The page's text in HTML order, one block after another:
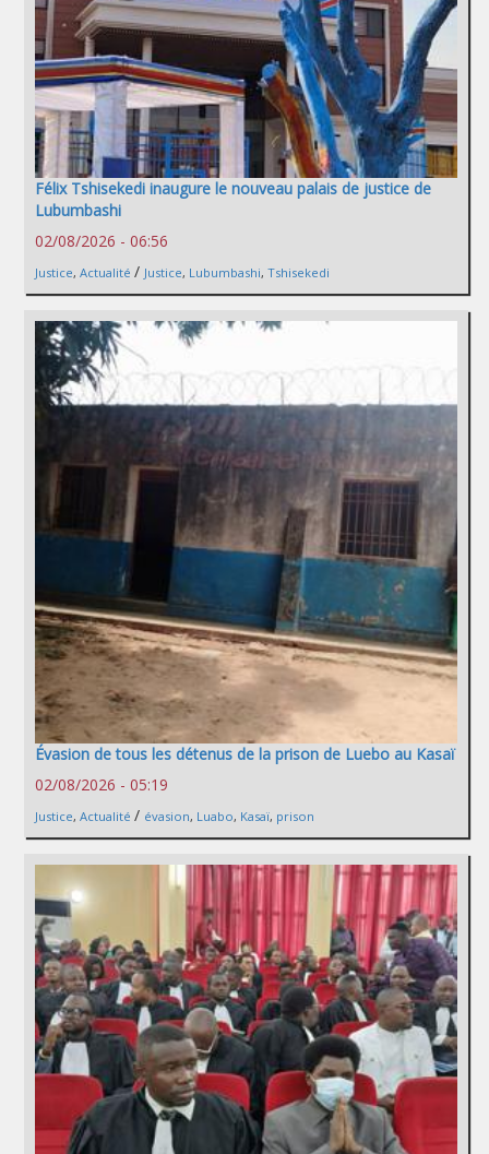
Félix Tshisekedi inaugure le nouveau palais de justice de
Lubumbashi
02/08/2026 - 06:56
Justice, Actualité / Justice, Lubumbashi, Tshisekedi
Évasion de tous les détenus de la prison de Luebo au Kasaï
02/08/2026 - 05:19
Justice, Actualité / évasion, Luabo, Kasaï, prison